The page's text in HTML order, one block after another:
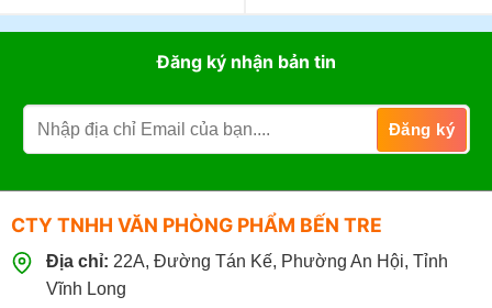
Đăng ký nhận bản tin
CTY TNHH VĂN PHÒNG PHẨM BẾN TRE
Địa chỉ: 22A, Đường Tán Kế, Phường An Hội, Tỉnh
Vĩnh Long